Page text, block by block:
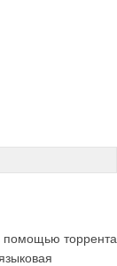
помощью торрента